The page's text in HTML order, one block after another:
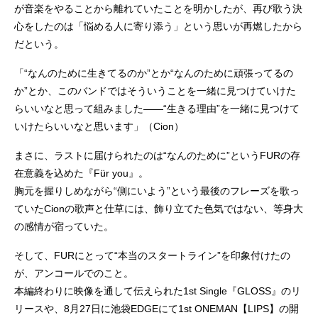
が音楽をやることから離れていたことを明かしたが、再び歌う決
心をしたのは「悩める人に寄り添う」という思いが再燃したから
だという。
「“なんのために生きてるのか”とか“なんのために頑張ってるの
か”とか、このバンドではそういうことを一緒に見つけていけた
らいいなと思って組みました――“生きる理由”を一緒に見つけて
いけたらいいなと思います」（Cion）
まさに、ラストに届けられたのは“なんのために”というFURの存
在意義を込めた『Für you』。
胸元を握りしめながら“側にいよう”という最後のフレーズを歌っ
ていたCionの歌声と仕草には、飾り立てた色気ではない、等身大
の感情が宿っていた。
そして、FURにとって“本当のスタートライン”を印象付けたの
が、アンコールでのこと。
本編終わりに映像を通して伝えられた1st Single『GLOSS』のリ
リースや、8月27日に池袋EDGEにて1st ONEMAN【LIPS】の開